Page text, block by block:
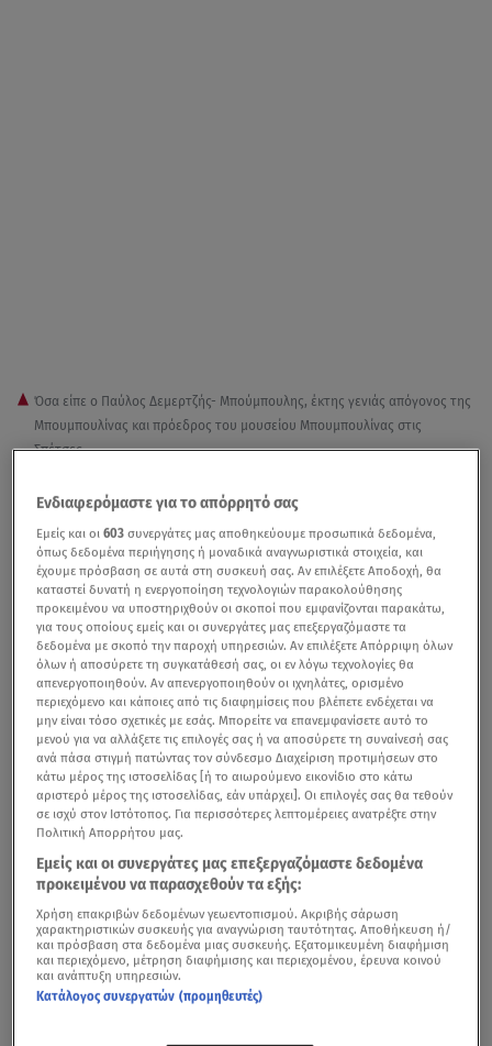
Όσα είπε ο Παύλος Δεμερτζής- Μπούμπουλης, έκτης γενιάς απόγονος της
Μπουμπουλίνας και πρόεδρος του μουσείου Μπουμπουλίνας στις
Σπέτσες.
Ο ξεσηκωμός των υπόδουλων Ελλήνων κατά του
Οθωμανού δυνάστη για ελευθερία και αυτοδιάθεση το
1821, υπήρξε το πιο σημαντικό γεγονός στην ιστορία της
Νεώτερης Ελλάδας. ΗΕλληνική Επανάστασηήταν η
αφετηρία της εθνικής παλιγγενεσίας, καθώς πέτυχε την
ίδρυση του Ελληνικού Κράτους και συνεπώς την
παρουσία της Ελλάδας, ύστερα από έκλειψη αιώνων,
στον πολιτικό χάρτη του κόσμου.
Παπαφλέσσας: Ο φλογερός αγωνιστής που αγάπησε
τις γυναίκες και το ποτό
Η Ελληνική Επανάσταση υπήρξε κι ένα από τα κομβικά
σημεία της ευρωπαϊκής ιστορίας του 19ου αιώνα, καθώς
ήταν η αφετηρία για τη διάλυση της Οθωμανικής
Αυτοκρατορίας, που ούτως ή άλλως βρισκόταν σε φάση
παρακμής.
Ενδιαφερόμαστε για το απόρρητό σας
Εμείς και οι603 συνεργάτες μας αποθηκεύουμε προσωπικά δεδομένα,
όπως δεδομένα περιήγησης ή μοναδικά αναγνωριστικά στοιχεία, και
έχουμε πρόσβαση σε αυτά στη συσκευή σας. Αν επιλέξετε Αποδοχή, θα
καταστεί δυνατή η ενεργοποίηση τεχνολογιών παρακολούθησης
προκειμένου να υποστηριχθούν οι σκοποί που εμφανίζονται παρακάτω,
για τους οποίους εμείς και οι συνεργάτες μας επεξεργαζόμαστε τα
δεδομένα με σκοπό την παροχή υπηρεσιών. Αν επιλέξετε Απόρριψη όλων
όλων ή αποσύρετε τη συγκατάθεσή σας, οι εν λόγω τεχνολογίες θα
απενεργοποιηθούν. Αν απενεργοποιηθούν οι ιχνηλάτες, ορισμένο
περιεχόμενο και κάποιες από τις διαφημίσεις που βλέπετε ενδέχεται να
μην είναι τόσο σχετικές με εσάς. Μπορείτε να επανεμφανίσετε αυτό το
μενού για να αλλάξετε τις επιλογές σας ή να αποσύρετε τη συναίνεσή σας
ανά πάσα στιγμή πατώντας τον σύνδεσμο Διαχείριση προτιμήσεων στο
κάτω μέρος της ιστοσελίδας [ή το αιωρούμενο εικονίδιο στο κάτω
αριστερό μέρος της ιστοσελίδας, εάν υπάρχει]. Οι επιλογές σας θα τεθούν
σε ισχύ στον Ιστότοπος. Για περισσότερες λεπτομέρειες ανατρέξτε στην
Πολιτική Απορρήτου μας.
Εμείς και οι συνεργάτες μας επεξεργαζόμαστε δεδομένα
προκειμένου να παρασχεθούν τα εξής:
Χρήση επακριβών δεδομένων γεωεντοπισμού. Ακριβής σάρωση
χαρακτηριστικών συσκευής για αναγνώριση ταυτότητας. Αποθήκευση ή/
και πρόσβαση στα δεδομένα μιας συσκευής. Εξατομικευμένη διαφήμιση
και περιεχόμενο, μέτρηση διαφήμισης και περιεχομένου, έρευνα κοινού
και ανάπτυξη υπηρεσιών.
Κατάλογος συνεργατών (προμηθευτές)